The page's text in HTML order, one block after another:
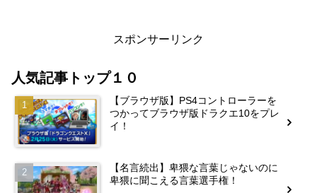
スポンサーリンク
人気記事トップ１０
【ブラウザ版】PS4コントローラーを
つかってブラウザ版ドラクエ10をプレ
イ！
【名言続出】卑猥な言葉じゃないのに
卑猥に聞こえる言葉選手権！